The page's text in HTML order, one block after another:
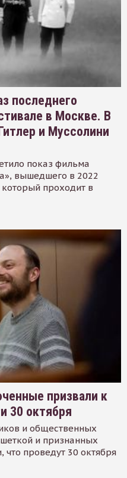
последнего
в Москве. В
и Муссолини
показ фильма
вышедшего в 2022
проходит в
призвали к
30 октября
и общественных
и признанных
проведут 30 октября